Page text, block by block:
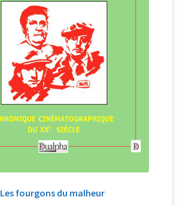
Les fourgons du malheur